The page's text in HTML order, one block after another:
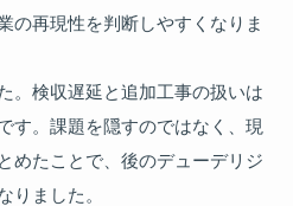
の再現性を判断しやすくなりま
。検収遅延と追加工事の扱いは
す。課題を隠すのではなく、現
めたことで、後のデューデリジ
りました。